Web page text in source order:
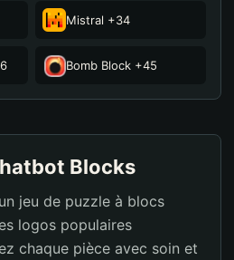
Mistral +34
Bomb Block +45
Blocks
jeu de puzzle à blocs
logos populaires
chaque pièce avec soin et